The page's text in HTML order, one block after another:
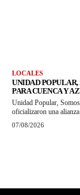
LOCALES
UNIDAD
PARA CUENCA Y
Unidad Popular,
oficializaron una
07/08/2026